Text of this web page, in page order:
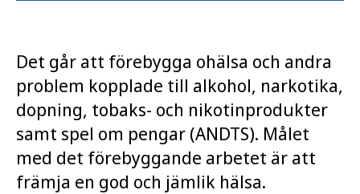
Det går att förebygga ohälsa och andra
problem kopplade till alkohol, narkotika,
dopning, tobaks- och nikotinprodukter
samt spel om pengar (ANDTS). Målet
med det förebyggande arbetet är att
främja en god och jämlik hälsa.